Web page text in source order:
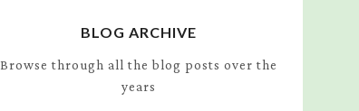
BLOG ARCHIVE
Browse through all the blog posts over the
years